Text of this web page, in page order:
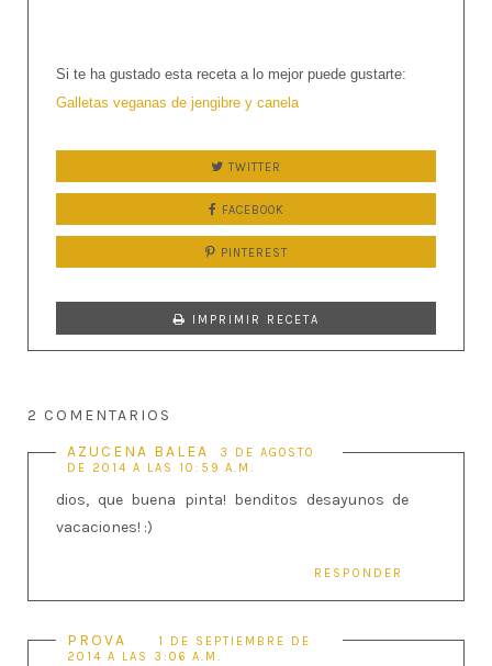
Si te ha gustado esta receta a lo mejor puede gustarte:
Galletas veganas de jengibre y canela
TWITTER
FACEBOOK
PINTEREST
IMPRIMIR RECETA
2 COMENTARIOS
AZUCENA BALEA
3 DE AGOSTO
DE 2014 A LAS 10:59 A.M.
dios, que buena pinta! benditos desayunos de
vacaciones! :)
RESPONDER
PROVA
1 DE SEPTIEMBRE DE
2014 A LAS 3:06 A.M.